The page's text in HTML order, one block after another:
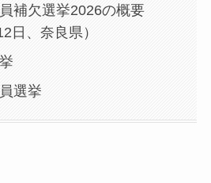
補欠選挙2026の概要
日、奈良県）
選挙